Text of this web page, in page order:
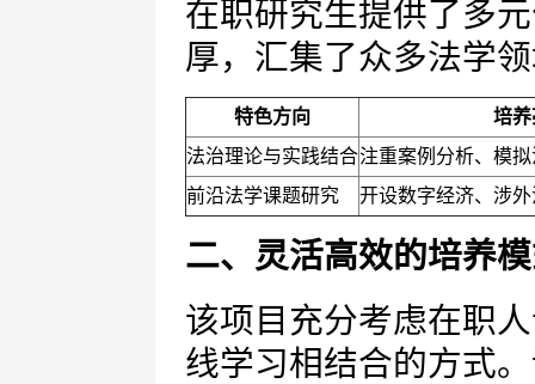
在职研究生提供了多
厚，汇集了众多法学
特色方向
培
法治理论与实践结合注重案例分析、模
前沿法学课题研究
开设数字经济、涉
二、灵活高效的培养
该项目充分考虑在职
线学习相结合的方式